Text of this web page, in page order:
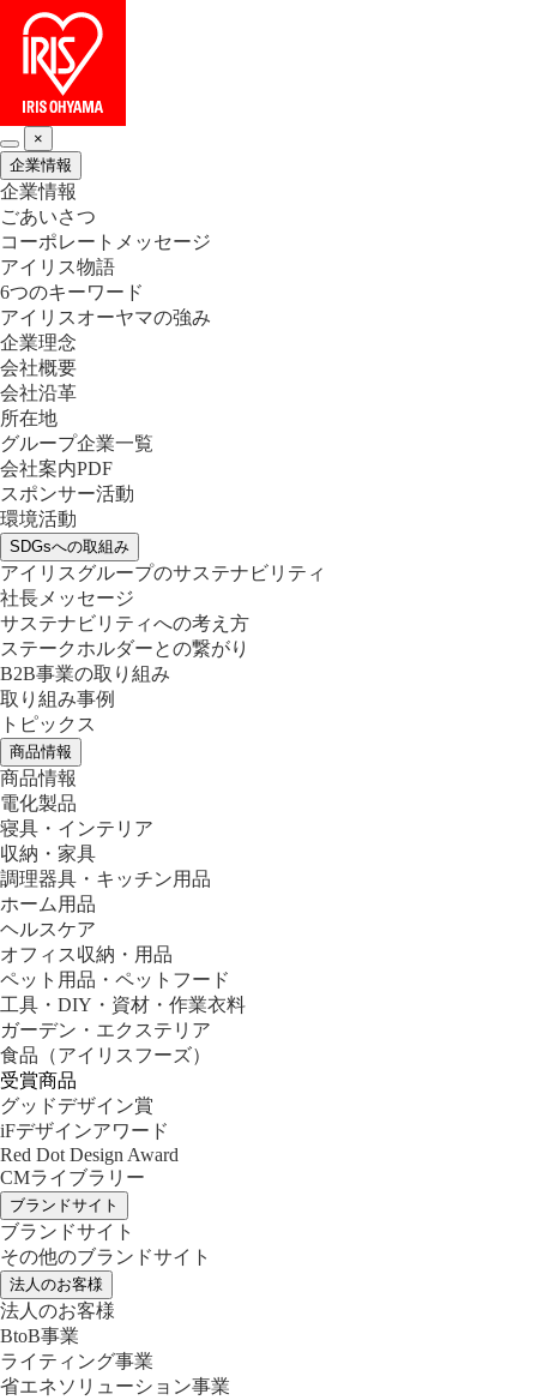
×
企業情報
企業情報
ごあいさつ
コーポレートメッセージ
アイリス物語
6つのキーワード
アイリスオーヤマの強み
企業理念
会社概要
会社沿革
所在地
グループ企業一覧
会社案内PDF
スポンサー活動
環境活動
SDGsへの取組み
アイリスグループのサステナビリティ
社長メッセージ
サステナビリティへの考え方
ステークホルダーとの繋がり
B2B事業の取り組み
取り組み事例
トピックス
商品情報
商品情報
電化製品
寝具・インテリア
収納・家具
調理器具・キッチン用品
ホーム用品
ヘルスケア
オフィス収納・用品
ペット用品・ペットフード
工具・DIY・資材・作業衣料
ガーデン・エクステリア
食品 （アイリスフーズ）
受賞商品
グッドデザイン賞
iFデザインアワード
Red Dot Design Award
CMライブラリー
ブランドサイト
ブランドサイト
その他のブランドサイト
法人のお客様
法人のお客様
BtoB事業
ライティング事業
省エネソリューション事業